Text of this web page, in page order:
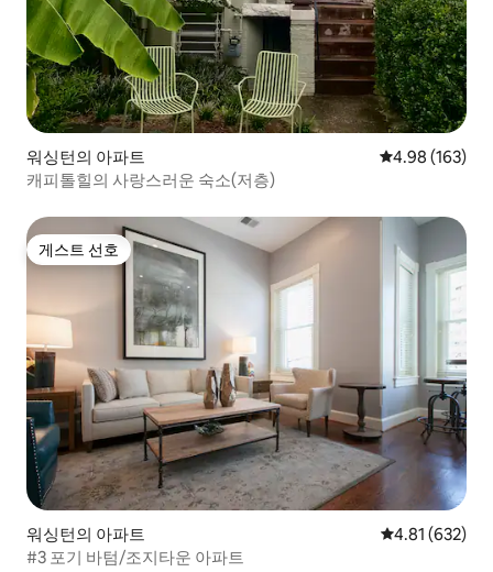
워싱턴의 아파트 평점 4.98점(5
4.98 (163)
캐피톨힐의 사랑스러운 숙소(저층)
게스트 선호
게스트 선호
워싱턴의 아파트 평점 4.81점(5
4.81 (632)
#3 포기 바텀/조지타운 아파트